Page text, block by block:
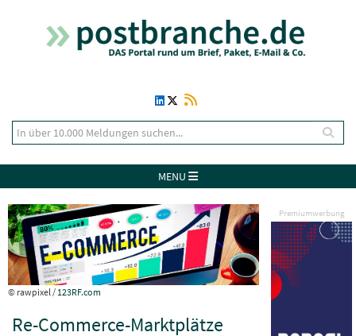
MENU
Premiumwerbung
© rawpixel / 123RF.com
Re-Commerce-Marktplätze